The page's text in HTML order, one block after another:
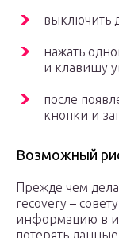
выключить
нажать
и клавишу
после
кнопки и
Возможный
Прежде чем
recovery –
информацию в
потерять